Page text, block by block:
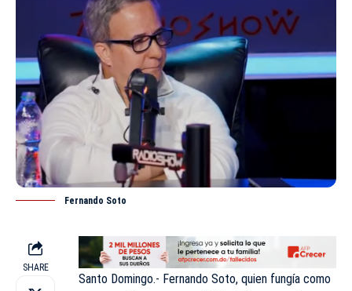
Fernando Soto
SHARE
Santo Domingo.- Fernando Soto, quien fungía como